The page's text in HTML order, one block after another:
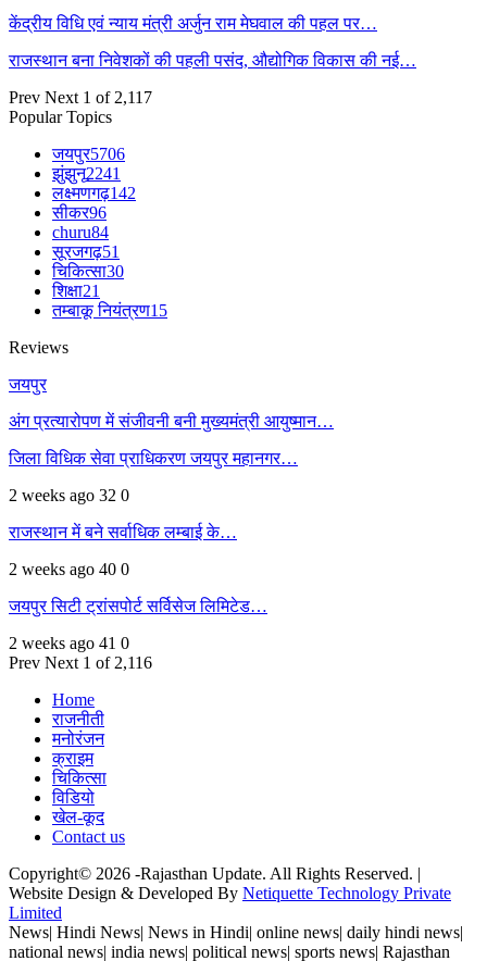
केंद्रीय विधि एवं न्याय मंत्री अर्जुन राम मेघवाल की पहल पर…
राजस्थान बना निवेशकों की पहली पसंद, औद्योगिक विकास की नई…
Prev Next 1 of 2,117
Popular Topics
जयपुर5706
झुंझुनू2241
लक्ष्मणगढ़142
सीकर96
churu84
सूरजगढ़51
चिकित्सा30
शिक्षा21
तम्बाकू नियंत्रण15
Reviews
जयपुर
अंग प्रत्यारोपण में संजीवनी बनी मुख्यमंत्री आयुष्मान…
जिला विधिक सेवा प्राधिकरण जयपुर महानगर…
2 weeks ago 32 0
राजस्थान में बने सर्वाधिक लम्बाई के…
2 weeks ago 40 0
जयपुर सिटी ट्रांसपोर्ट सर्विसेज लिमिटेड…
2 weeks ago 41 0
Prev Next 1 of 2,116
Home
राजनीती
मनोरंजन
क्राइम
चिकित्सा
विडियो
खेल-कूद
Contact us
Copyright© 2026 -Rajasthan Update. All Rights Reserved. |
Website Design & Developed By Netiquette Technology Private
Limited
News| Hindi News| News in Hindi| online news| daily hindi news|
national news| india news| political news| sports news| Rajasthan